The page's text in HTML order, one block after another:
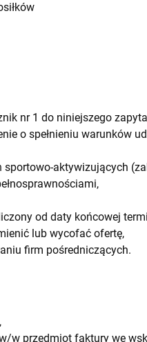
nr 1 do niniejszego
o spełnieniu warunków
aktywizujących
od daty końcowej
lub wycofać ofertę,
firm pośredniczących.
w przedmiot faktury we